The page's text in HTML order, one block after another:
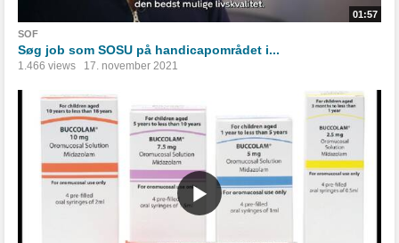
01:57
SOF
Søg job som SOSU på handicapområdet i...
1.466 views 17. november 2021